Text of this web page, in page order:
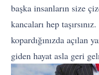
başka insanların size
kancaları hep
kopardığınızda açılan
giden hayat asla geri